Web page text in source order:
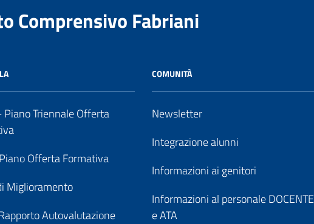
Comprensivo Fabriani
Piano Triennale Offerta
Offerta Formativa
Miglioramento
Autovalutazione
COMUNITÀ
Newsletter
Integrazione alunni
Informazioni ai genitori
Informazioni al personale DOCENTE
e ATA